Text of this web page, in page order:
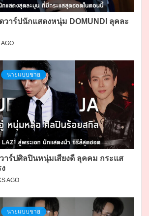
วาร์ปนักแสดงหนุ่ม DOMUNDI ลุคละ
นายแบบชาย
าร์ปศิลปินหนุ่มเสียงดี ลุคคม กระแส
AGO
นายแบบชาย